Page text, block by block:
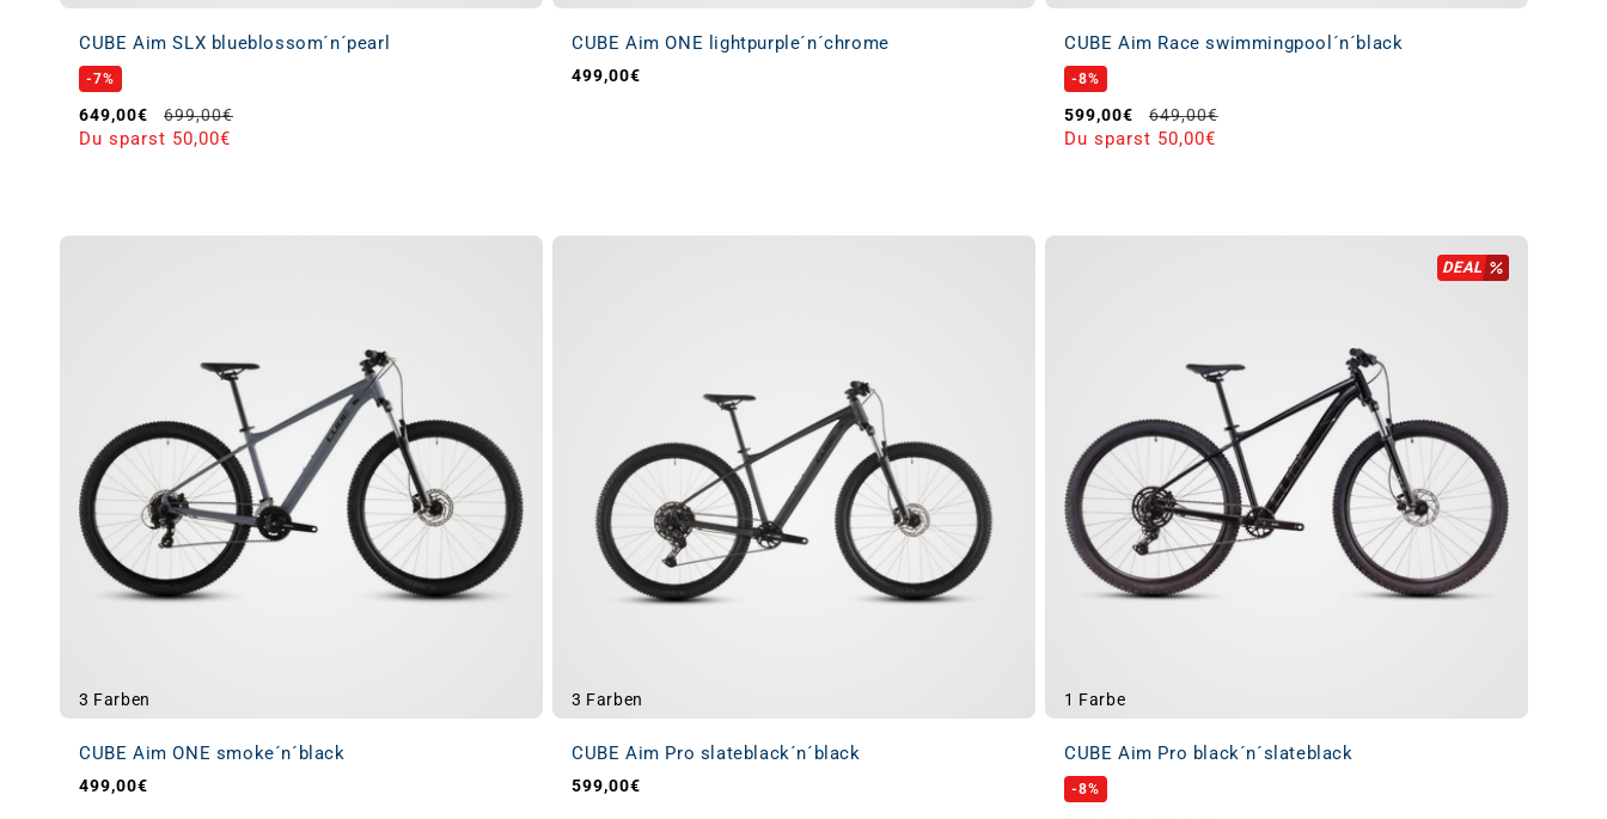
CUBE Aim SLX blueblossom´n´pearl
-7%
Verkaufspreis
649,00€ Normaler Preis
699,00€
Du sparst 50,00€
CUBE Aim ONE lightpurple´n´chrome
Normaler Preis
499,00€
CUBE Aim Race swimmingpool´n´black
-8%
Verkaufspreis
599,00€ Normaler Preis
649,00€
Du sparst 50,00€
3 Farben
CUBE Aim ONE smoke´n´black
Normaler Preis
499,00€
3 Farben
CUBE Aim Pro slateblack´n´black
Normaler Preis
599,00€
DEAL
1 Farbe
CUBE Aim Pro black´n´slateblack
-8%